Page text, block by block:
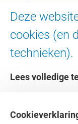
Deze
cookies (en
technieken).
Lees volledige
Over de VU
Contact en route
Faculteiten